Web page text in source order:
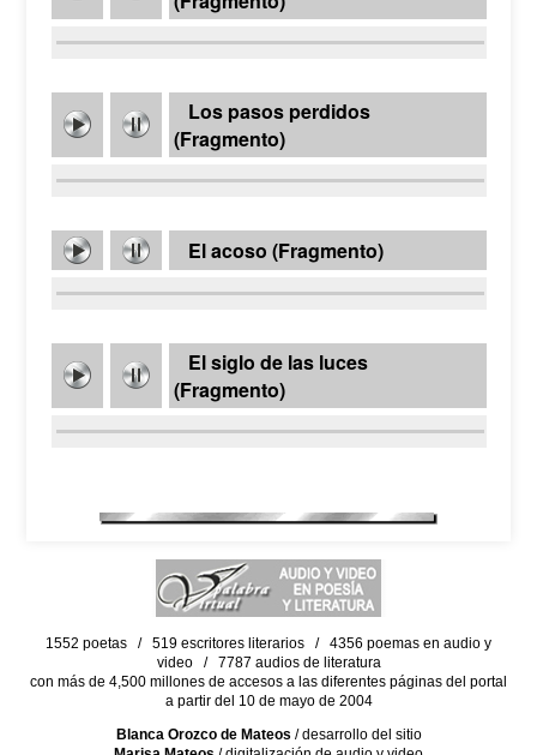
Los pasos perdidos
(Fragmento)
El acoso (Fragmento)
El siglo de las luces
(Fragmento)
1552 poetas / 519 escritores literarios / 4356 poemas en audio y
video / 7787 audios de literatura
con más de 4,500 millones de accesos a las diferentes páginas del portal
a partir del 10 de mayo de 2004
Blanca Orozco de Mateos / desarrollo del sitio